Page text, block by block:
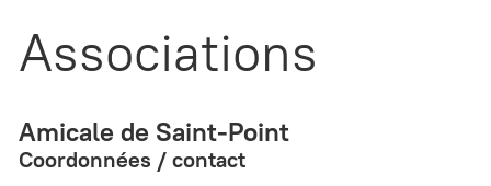
Associations
Amicale de Saint-Point
Coordonnées / contact